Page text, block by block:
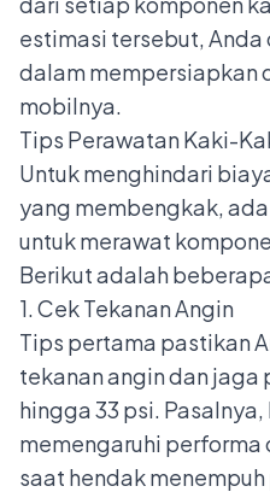
estimasi tersebut,
dalam mempersiapkan
mobilnya.
Tips Perawatan Kaki-
Untuk menghindari
yang membengkak,
untuk merawat
Berikut adalah
1. Cek Tekanan Angin
Tips pertama pastikan
tekanan angin dan jaga
hingga 33 psi.
memengaruhi
saat hendak menempuh